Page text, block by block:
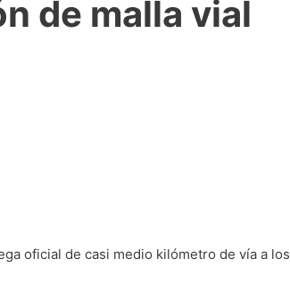
de malla vial
oficial de casi medio kilómetro de vía a los